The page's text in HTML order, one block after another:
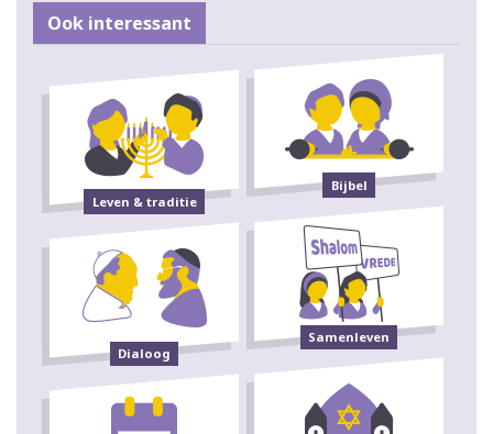
Ook interessant
Leven & traditie
Bijbel
Dialoog
Samenleven